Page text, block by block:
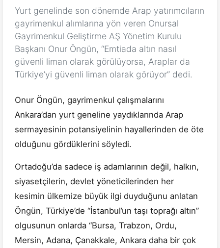
Yurt genelinde son dönemde Arap yatırımcıların
gayrimenkul alımlarına yön veren Onursal
Gayrimenkul Geliştirme AŞ Yönetim Kurulu
Başkanı Onur Öngün, “Emtiada altın nasıl
güvenli liman olarak görülüyorsa, Araplar da
Türkiye’yi güvenli liman olarak görüyor” dedi.
Onur Öngün, gayrimenkul çalışmalarını
Ankara’dan yurt geneline yaydıklarında Arap
sermayesinin potansiyelinin hayallerinden de öte
olduğunu gördüklerini söyledi.
Ortadoğu’da sadece iş adamlarının değil, halkın,
siyasetçilerin, devlet yöneticilerinden her
kesimin ülkemize büyük ilgi duyduğunu anlatan
Öngün, Türkiye’de “İstanbul’un taşı toprağı altın”
olgusunun onlarda “Bursa, Trabzon, Ordu,
Mersin, Adana, Çanakkale, Ankara daha bir çok